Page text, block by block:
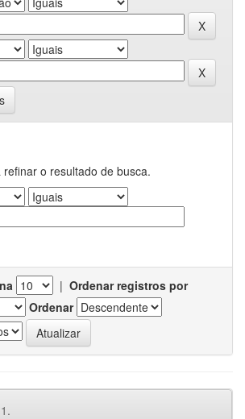
o resultado de busca.
| Ordenar registros por
Ordenar